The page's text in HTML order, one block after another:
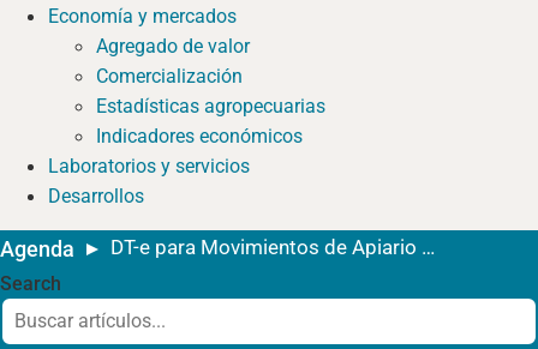
Economía y mercados
Agregado de valor
Comercialización
Estadísticas agropecuarias
Indicadores económicos
Laboratorios y servicios
Desarrollos
Agenda DT-e para Movimientos de Apiario a Salas de Extracción
Search